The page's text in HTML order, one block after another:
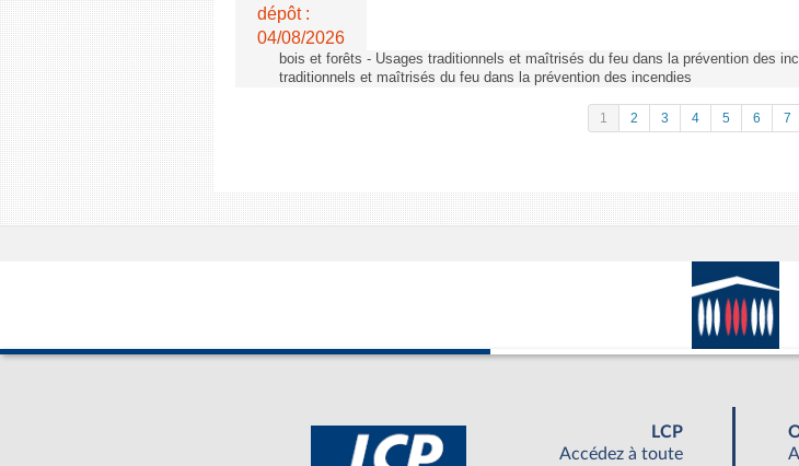
dépôt :
04/08/2026
bois et forêts - Usages traditionnels et maîtrisés du feu dans la prévention des
traditionnels et maîtrisés du feu dans la prévention des incendies
1 2 3 4 5 6 7
LCP
Accédez à toute